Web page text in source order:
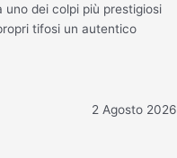
dei colpi più prestigiosi
tifosi un autentico
2 Agosto 2026